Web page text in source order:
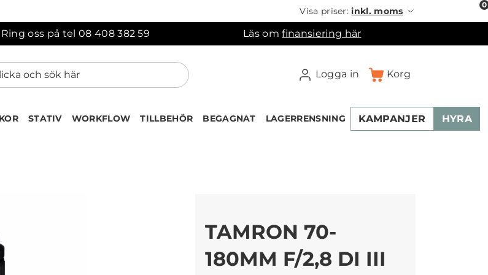
Visa priser:inkl. moms
Ring oss på tel 08 408 382 59 Läs omfinansiering här
sök här
Logga in Korg
0
STATIV WORKFLOW TILLBEHÖR BEGAGNAT LAGERRENSNING KAMPANJER HYRA
ofta tillsammans med
TAMRON 70-
180MM F/2,8 DI III